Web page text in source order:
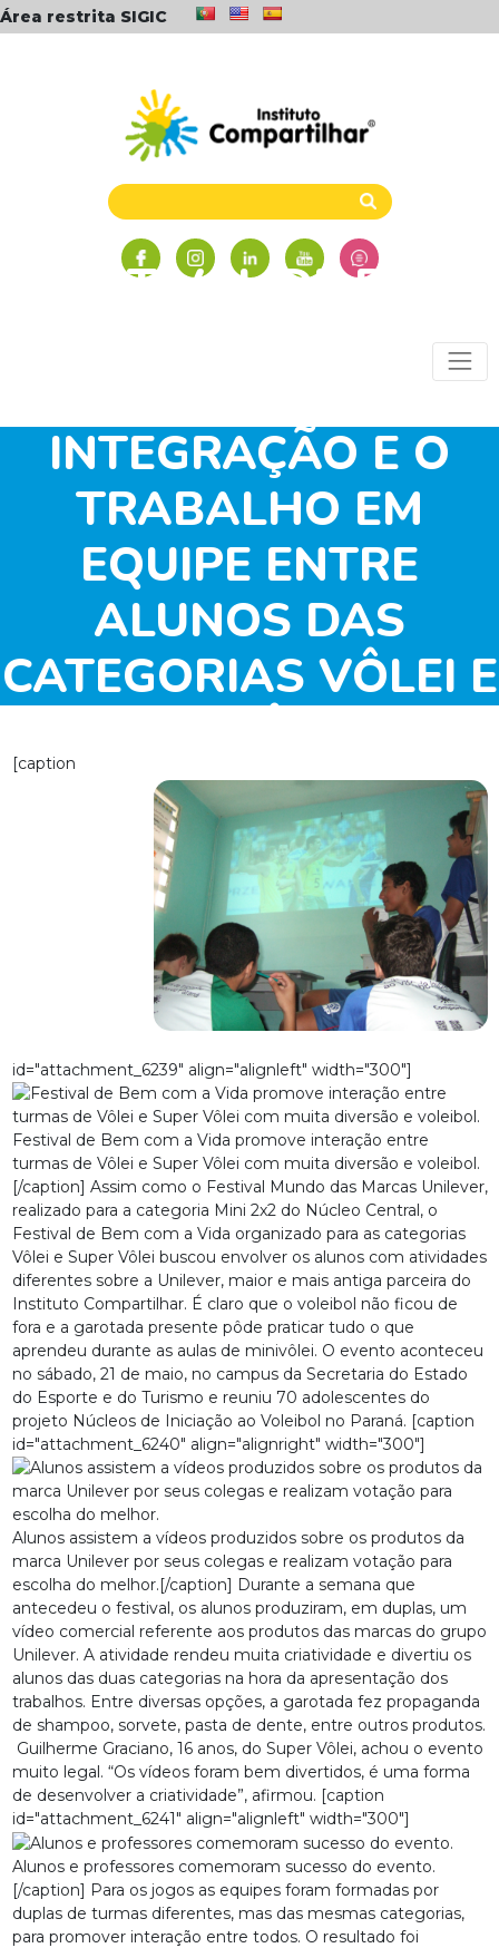
Área restrita SIGIC
FESTIVAL DE BEM
INTEGRAÇÃO E O
TRABALHO EM
EQUIPE ENTRE
ALUNOS DAS
CATEGORIAS VÔLEI E
NÚCLEO CENTRAL –
CURITIBA/PR
[caption
id="attachment_6239" align="alignleft" width="300"]
Festival de Bem com a Vida promove interação entre
turmas de Vôlei e Super Vôlei com muita diversão e voleibol.
[/caption] Assim como o Festival Mundo das Marcas Unilever,
realizado para a categoria Mini 2x2 do Núcleo Central, o
Festival de Bem com a Vida organizado para as categorias
Vôlei e Super Vôlei buscou envolver os alunos com atividades
diferentes sobre a Unilever, maior e mais antiga parceira do
Instituto Compartilhar. É claro que o voleibol não ficou de
fora e a garotada presente pôde praticar tudo o que
aprendeu durante as aulas de minivôlei. O evento aconteceu
no sábado, 21 de maio, no campus da Secretaria do Estado
do Esporte e do Turismo e reuniu 70 adolescentes do
projeto Núcleos de Iniciação ao Voleibol no Paraná. [caption
id="attachment_6240" align="alignright" width="300"]
Alunos assistem a vídeos produzidos sobre os produtos da
marca Unilever por seus colegas e realizam votação para
escolha do melhor.[/caption] Durante a semana que
antecedeu o festival, os alunos produziram, em duplas, um
vídeo comercial referente aos produtos das marcas do grupo
Unilever. A atividade rendeu muita criatividade e divertiu os
alunos das duas categorias na hora da apresentação dos
trabalhos. Entre diversas opções, a garotada fez propaganda
de shampoo, sorvete, pasta de dente, entre outros produtos.
Guilherme Graciano, 16 anos, do Super Vôlei, achou o evento
muito legal. “Os vídeos foram bem divertidos, é uma forma
de desenvolver a criatividade”, afirmou. [caption
id="attachment_6241" align="alignleft" width="300"]
Alunos e professores comemoram sucesso do evento.
[/caption] Para os jogos as equipes foram formadas por
duplas de turmas diferentes, mas das mesmas categorias,
para promover interação entre todos. O resultado foi